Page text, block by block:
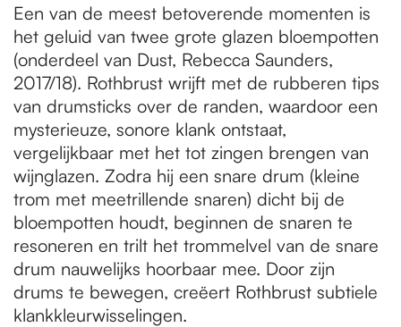
Een van de meest betoverende momenten is
het geluid van twee grote glazen bloempotten
(onderdeel van Dust, Rebecca Saunders,
2017/18). Rothbrust wrijft met de rubberen tips
van drumsticks over de randen, waardoor een
mysterieuze, sonore klank ontstaat,
vergelijkbaar met het tot zingen brengen van
wijnglazen. Zodra hij een snare drum (kleine
trom met meetrillende snaren) dicht bij de
bloempotten houdt, beginnen de snaren te
resoneren en trilt het trommelvel van de snare
drum nauwelijks hoorbaar mee. Door zijn
drums te bewegen, creëert Rothbrust subtiele
klankkleurwisselingen.